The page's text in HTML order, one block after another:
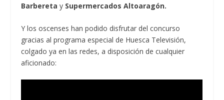
Barbereta y Supermercados Altoaragón.
Y los oscenses han podido disfrutar del concurso
gracias al programa especial de Huesca Televisión,
colgado ya en las redes, a disposición de cualquier
aficionado: